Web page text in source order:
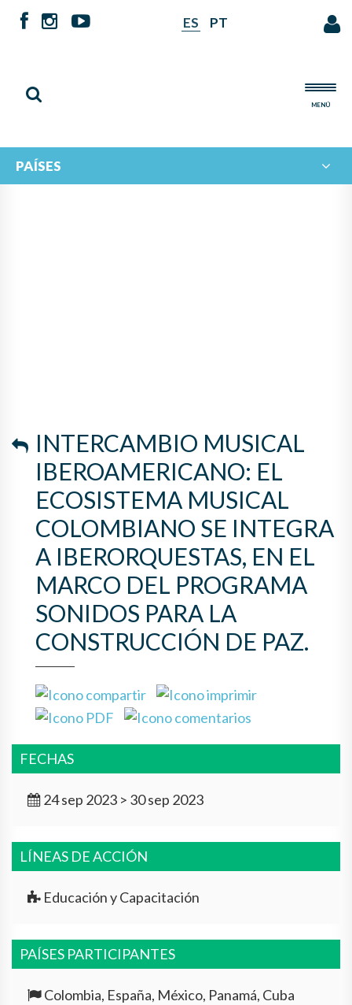
ES PT
MENÚ
PAÍSES
MARCO DEL PROGRAMA
SONIDOS PARA LA
CONSTRUCCIÓN DE PAZ.
INTERCAMBIO MUSICAL
IBEROAMERICANO: EL
ECOSISTEMA MUSICAL
COLOMBIANO SE INTEGRA
A IBERORQUESTAS, EN EL
MARCO DEL PROGRAMA
SONIDOS PARA LA
CONSTRUCCIÓN DE PAZ.
FECHAS
24 sep 2023 > 30 sep 2023
LÍNEAS DE ACCIÓN
Educación y Capacitación
PAÍSES PARTICIPANTES
Colombia, España, México, Panamá, Cuba